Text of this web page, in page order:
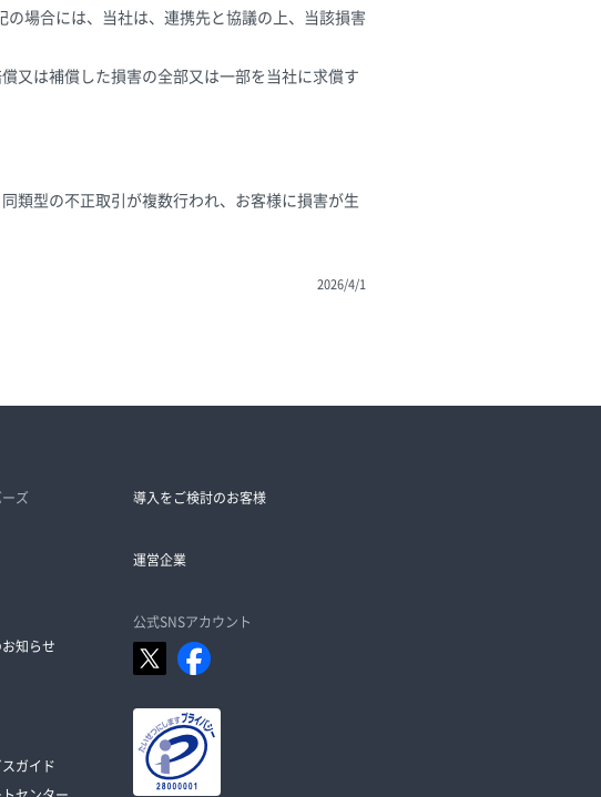
場合には、当社は、連携先と協議の上、当該損害
又は補償した損害の全部又は一部を当社に求償す
類型の不正取引が複数行われ、お客様に損害が生
2026/4/1
ーズ
知らせ
ガイド
導入をご検討のお客様
運営企業
公式SNSアカウント